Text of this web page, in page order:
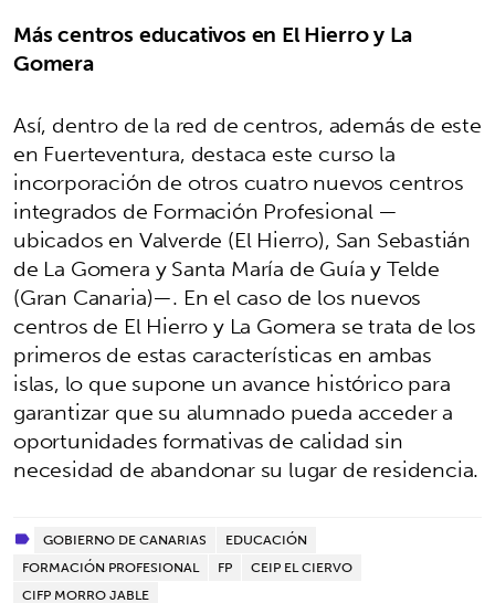
Más centros educativos en El Hierro y La
Gomera
Así, dentro de la red de centros, además de este
en Fuerteventura, destaca este curso la
incorporación de otros cuatro nuevos centros
integrados de Formación Profesional —
ubicados en Valverde (El Hierro), San Sebastián
de La Gomera y Santa María de Guía y Telde
(Gran Canaria)—. En el caso de los nuevos
centros de El Hierro y La Gomera se trata de los
primeros de estas características en ambas
islas, lo que supone un avance histórico para
garantizar que su alumnado pueda acceder a
oportunidades formativas de calidad sin
necesidad de abandonar su lugar de residencia.
GOBIERNO DE CANARIAS
EDUCACIÓN
FORMACIÓN PROFESIONAL
FP
CEIP EL CIERVO
CIFP MORRO JABLE